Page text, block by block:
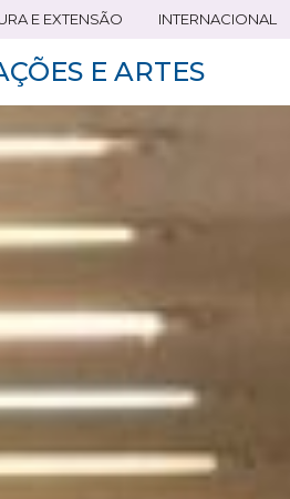
E EXTENSÃO INTERNACIONAL
E ARTES